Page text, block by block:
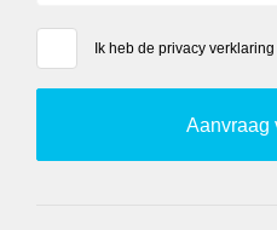
Ik heb de privacy verklaring